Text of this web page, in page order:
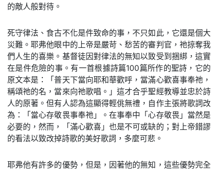
的敵人般對待。
死守律法、食古不化是件致命的事，不只如此，它還是個大
災難。耶弗他眼中的上帝是嚴苛、愁苦的審判官，祂掠奪我
們人生的喜樂。基督徒因對律法的無知以致受到捆綁，這實
在是件危險的事。有一首根據詩篇100篇所作的聖詩，它的
原文本是：「普天下當向耶和華歡呼，當滿心歡喜事奉祂，
稱頌祂的名，當來向祂歌唱。」這才合乎聖經教導並忠於詩
人的原著。但有人認為這顯得輕佻無禮，自作主張將歌詞改
為：「當心存敬畏事奉祂」。在事奉中「心存敬畏」當然是
必要的，然而，「滿心歡喜」也是不可或缺的；對上帝錯謬
的看法以致改掉詩歌的美好歌詞，多麼可悲。
耶弗他有許多的優勢，但是，因著他的無知，這些優勢完全